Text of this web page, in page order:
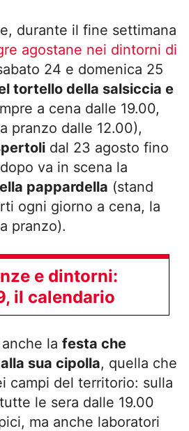
durante il fine settimana
agostane nei dintorni di
24 e domenica 25
tortello della salsiccia e
a cena dalle 19.00,
pranzo dalle 12.00),
dal 23 agosto fino
va in scena la
pappardella (stand
ogni giorno a cena, la
pranzo).
e dintorni:
il calendario
la festa che
sua cipolla, quella che
campi del territorio: sulla
le sera dalle 19.00
ma anche laboratori